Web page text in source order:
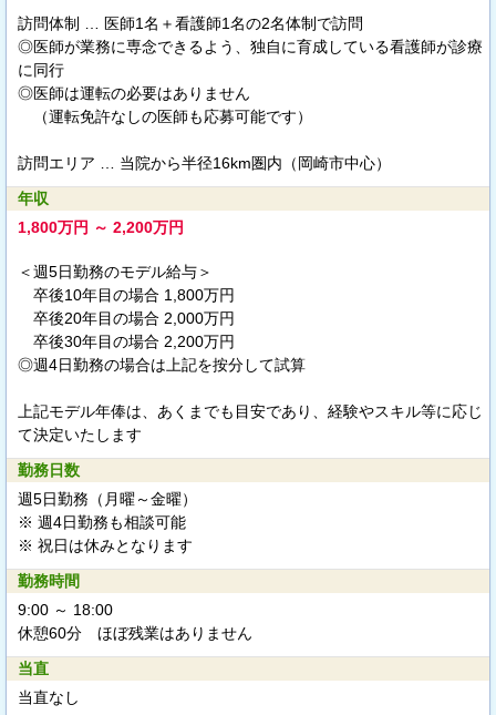
訪問体制 … 医師1名＋看護師1名の2名体制で訪問
◎医師が業務に専念できるよう、独自に育成している看護師が診療
に同行
◎医師は運転の必要はありません
（運転免許なしの医師も応募可能です）
訪問エリア … 当院から半径16km圏内（岡崎市中心）
年収
1,800万円 ～ 2,200万円
＜週5日勤務のモデル給与＞
卒後10年目の場合 1,800万円
卒後20年目の場合 2,000万円
卒後30年目の場合 2,200万円
◎週4日勤務の場合は上記を按分して試算
上記モデル年俸は、あくまでも目安であり、経験やスキル等に応じ
て決定いたします
勤務日数
週5日勤務（月曜～金曜）
※ 週4日勤務も相談可能
※ 祝日は休みとなります
勤務時間
9:00 ～ 18:00
休憩60分 ほぼ残業はありません
当直
当直なし